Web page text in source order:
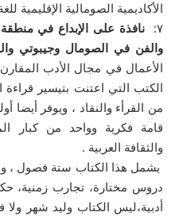
الأكاديمية الصومالية الإقليمية
٧:
نافذة على الإبداع في
والفن في الصومال وجيبوتي
الأعمال في مجال الأدب
الكتب التي اعتنت بتيسير قراءة
من القرأء والنقاد ، ويوفر أيضا
قامة فكرية وواحد من كبار
والثقافة العربية .
يشمل هذا الكتاب ستة فصول
دروس مختارة، تجارب زمنية،
أدبية،ليس الكتاب وليد شهر